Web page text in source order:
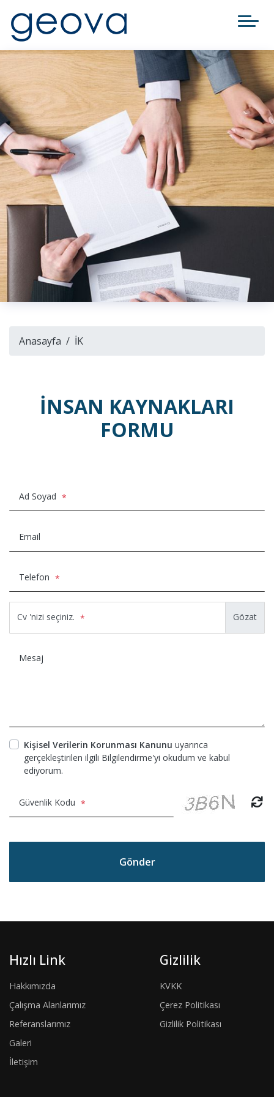
Anasayfa İK
İNSAN KAYNAKLARI
FORMU
Ad Soyad *
Email
Telefon *
Cv 'nizi seçiniz. *
Mesaj
Kişisel Verilerin Korunması Kanunu uyarınca
gerçekleştirilen ilgili Bilgilendirme'yi okudum ve kabul
ediyorum.
Güvenlik Kodu *
Gönder
Hızlı Link
Hakkımızda
Çalışma Alanlarımız
Referanslarımız
Galeri
İletişim
Gizlilik
KVKK
Çerez Politikası
Gizlilik Politikası